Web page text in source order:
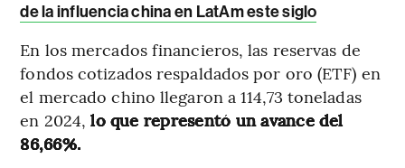
de la influencia china en LatAm este siglo
En los mercados financieros, las reservas de
fondos cotizados respaldados por oro (ETF) en
el mercado chino llegaron a 114,73 toneladas
en 2024,lo que representó un avance del
86,66%.